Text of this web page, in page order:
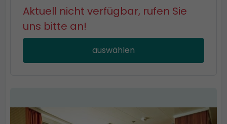
Aktuell nicht verfügbar, rufen Sie
uns bitte an!
auswählen